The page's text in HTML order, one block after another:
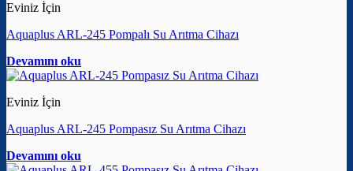
Eviniz İçin
Aquaplus ARL-245 Pompalı Su Arıtma Cihazı
Devamını oku
Eviniz İçin
Aquaplus ARL-245 Pompasız Su Arıtma Cihazı
Devamını oku